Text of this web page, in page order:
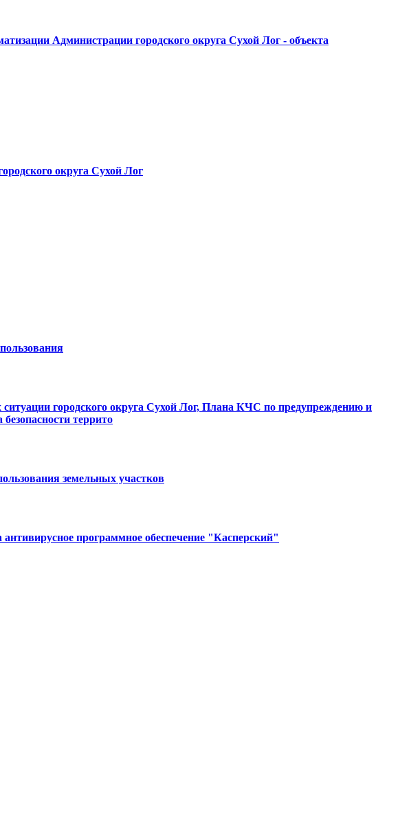
Администрации городского округа Сухой Лог - объекта
округа Сухой Лог
городского округа Сухой Лог, Плана КЧС по предупреждению и
террито
земельных участков
программное обеспечение "Касперский"